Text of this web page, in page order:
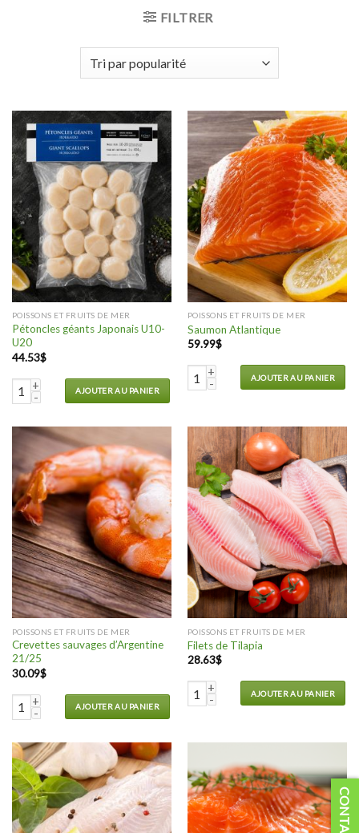
FILTRER
POISSONS ET FRUITS DE MER
Pétoncles géants Japonais U10-
U20
44.53$
quantité de Pétoncles géants Japonais U10-U20
AJOUTER AU PANIER
POISSONS ET FRUITS DE MER
Saumon Atlantique
59.99$
quantité de Saumon Atlantique
AJOUTER AU PANIER
POISSONS ET FRUITS DE MER
Crevettes sauvages d’Argentine
21/25
30.09$
quantité de Crevettes sauvages d'Argentine 21/25
AJOUTER AU PANIER
POISSONS ET FRUITS DE MER
Filets de Tilapia
28.63$
quantité de Filets de Tilapia
AJOUTER AU PANIER